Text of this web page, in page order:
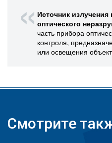
Источник
оптического
часть прибора
контроля,
или освещения
Смотрите